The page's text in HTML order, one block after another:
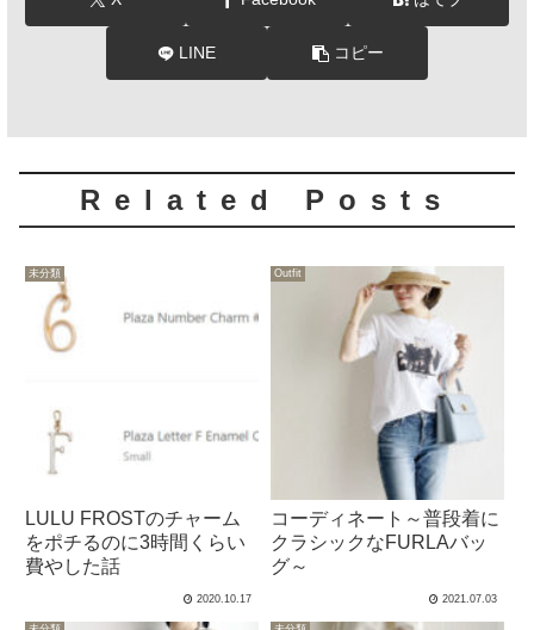
LINE コピー
Related Posts
未分類
LULU FROSTのチャーム
をポチるのに3時間くらい
費やした話
2020.10.17
Outfit
コーディネート～普段着に
クラシックなFURLAバッ
グ～
2021.07.03